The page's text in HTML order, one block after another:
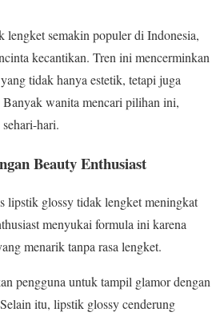
semakin populer di Indonesia,
kecantikan. Tren ini mencerminkan
tidak hanya estetik, tetapi juga
Banyak wanita mencari pilihan ini,
hari.
Beauty Enthusiast
lipstik glossy tidak lengket meningkat
menyukai formula ini karena
menarik tanpa rasa lengket.
pengguna untuk tampil glamor dengan
itu, lipstik glossy cenderung